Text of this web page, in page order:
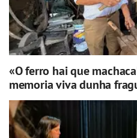
«O ferro hai que
memoria viva dunha